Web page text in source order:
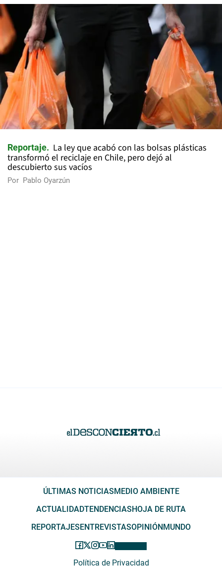
Reportaje
La ley que acabó con las bolsas plásticas
transformó el reciclaje en Chile, pero dejó al
descubierto sus vacíos
Por Pablo Oyarzún
ÚLTIMAS NOTICIASMEDIO AMBIENTE
ACTUALIDADTENDENCIASHOJA DE RUTA
REPORTAJESENTREVISTASOPINIÓNMUNDO
Política de Privacidad